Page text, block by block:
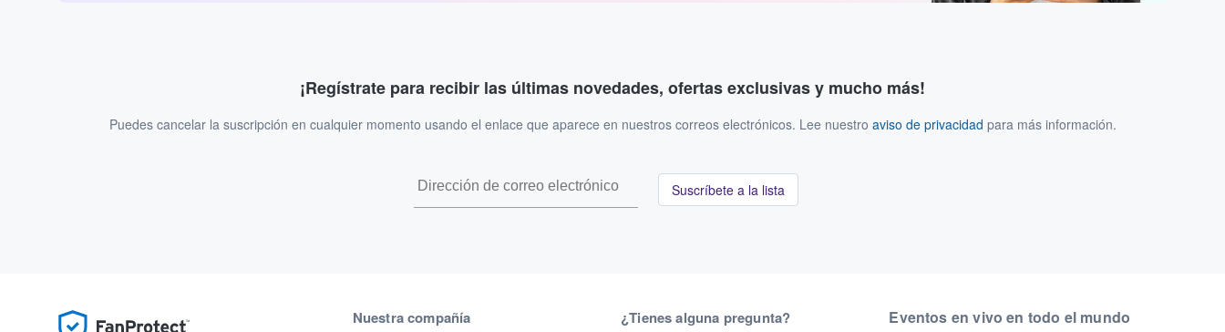
¡Regístrate para recibir las últimas novedades, ofertas exclusivas y mucho más!
Puedes cancelar la suscripción en cualquier momento usando el enlace que aparece en nuestros correos electrónicos. Lee nuestro aviso de privacidad para más información.
Suscríbete a la lista
Nuestra compañía ¿Tienes alguna pregunta? Eventos en vivo en todo el mundo